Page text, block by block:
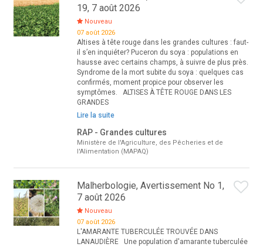
19, 7 août 2026
Nouveau
07 août 2026
Altises à tête rouge dans les grandes cultures : faut-
il s’en inquiéter? Puceron du soya : populations en
hausse avec certains champs, à suivre de plus près.
Syndrome de la mort subite du soya : quelques cas
confirmés, moment propice pour observer les
symptômes. ALTISES À TÊTE ROUGE DANS LES
GRANDES
Lire la suite
RAP - Grandes cultures
Ministère de l'Agriculture, des Pêcheries et de
l'Alimentation (MAPAQ)
Malherbologie, Avertissement No 1,
7 août 2026
Nouveau
07 août 2026
L'AMARANTE TUBERCULÉE TROUVÉE DANS
LANAUDIÈRE Une population d'amarante tuberculée